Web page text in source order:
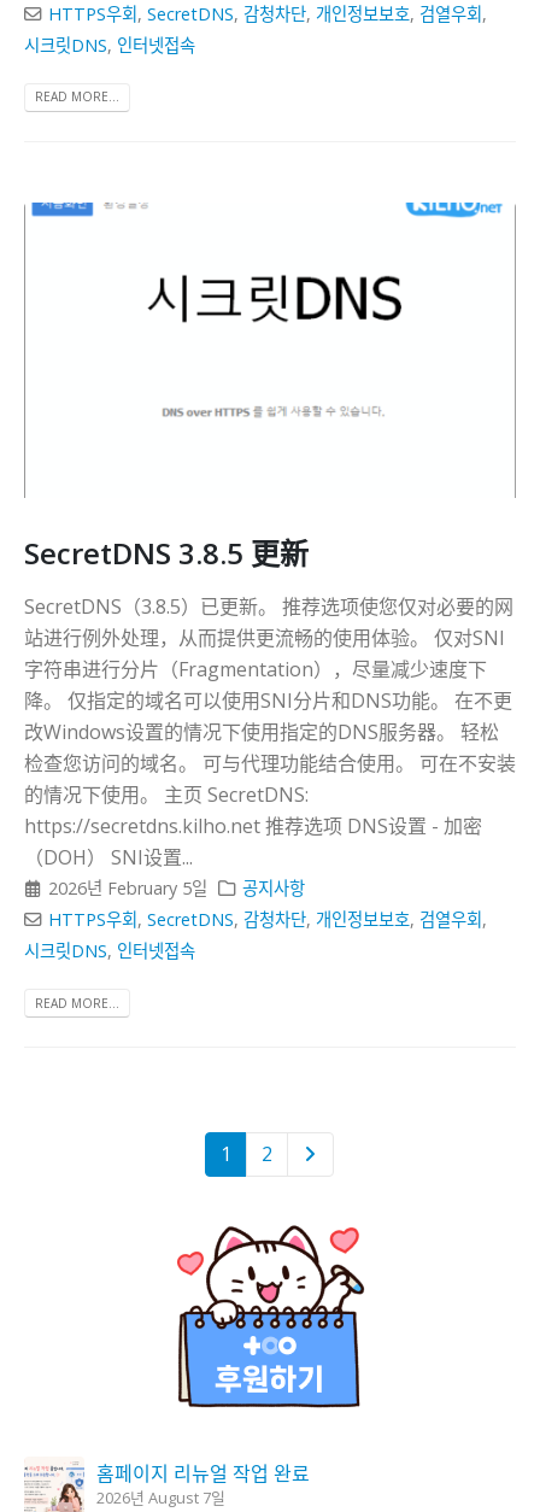
HTTPS우회,SecretDNS,감청차단, 개인정보보호, 검열우회,
시크릿DNS, 인터넷접속
READ MORE...
SecretDNS 3.8.5 更新
SecretDNS（3.8.5）已更新。 推荐选项使您仅对必要的网
站进行例外处理，从而提供更流畅的使用体验。 仅对SNI
字符串进行分片（Fragmentation），尽量减少速度下
降。 仅指定的域名可以使用SNI分片和DNS功能。 在不更
改Windows设置的情况下使用指定的DNS服务器。 轻松
检查您访问的域名。 可与代理功能结合使用。 可在不安装
的情况下使用。 主页 SecretDNS:
https://secretdns.kilho.net 推荐选项 DNS设置 - 加密
（DOH） SNI设置...
2026년 February 5일
공지사항
HTTPS우회,SecretDNS,감청차단, 개인정보보호, 검열우회,
시크릿DNS, 인터넷접속
READ MORE...
1 2
홈페이지 리뉴얼 작업 완료
2026년 August 7일